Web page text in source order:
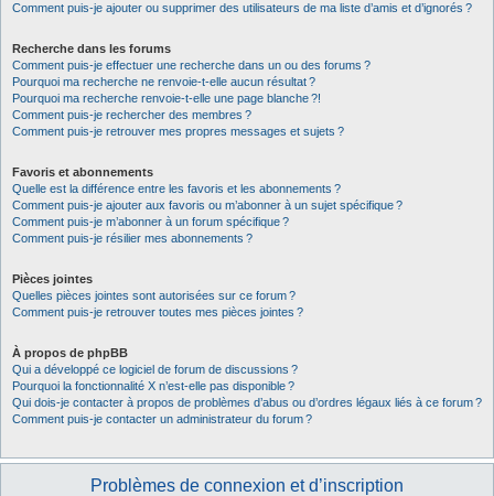
Comment puis-je ajouter ou supprimer des utilisateurs de ma liste d’amis et d’ignorés ?
Recherche dans les forums
Comment puis-je effectuer une recherche dans un ou des forums ?
Pourquoi ma recherche ne renvoie-t-elle aucun résultat ?
Pourquoi ma recherche renvoie-t-elle une page blanche ?!
Comment puis-je rechercher des membres ?
Comment puis-je retrouver mes propres messages et sujets ?
Favoris et abonnements
Quelle est la différence entre les favoris et les abonnements ?
Comment puis-je ajouter aux favoris ou m’abonner à un sujet spécifique ?
Comment puis-je m’abonner à un forum spécifique ?
Comment puis-je résilier mes abonnements ?
Pièces jointes
Quelles pièces jointes sont autorisées sur ce forum ?
Comment puis-je retrouver toutes mes pièces jointes ?
À propos de phpBB
Qui a développé ce logiciel de forum de discussions ?
Pourquoi la fonctionnalité X n’est-elle pas disponible ?
Qui dois-je contacter à propos de problèmes d’abus ou d’ordres légaux liés à ce forum ?
Comment puis-je contacter un administrateur du forum ?
Problèmes de connexion et d’inscription